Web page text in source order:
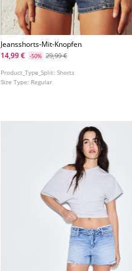
Jeansshorts-Mit-Knopfen
14,99 €
-50% 29,99 €
Product_Type_Split:Shorts
Size Type: Regular